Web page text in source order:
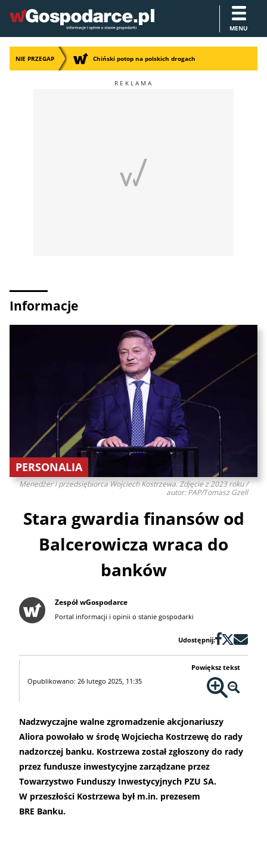
MENU
NIE PRZEGAP Chiński potop na polskich drogach
Informacje
Menedżer i przedsiębiorca Wojciech Kostrzewa. Zdjęcie z 2023 roku /
autor: PAP/Tomasz Gzell
PERSONALIA
Stara gwardia finansów od
Balcerowicza wraca do
banków
Zespół wGospodarce
Portal informacji i opinii o stanie gospodarki
Udostępnij:
Opublikowano: 26 lutego 2025, 11:35
Powiększ tekst
Nadzwyczajne walne zgromadzenie akcjonariuszy
Aliora powołało w środę Wojciecha Kostrzewę do rady
nadzorczej banku. Kostrzewa został zgłoszony do rady
przez fundusze inwestycyjne zarządzane przez
Towarzystwo Funduszy Inwestycyjnych PZU SA.
W przeszłości Kostrzewa był m.in. prezesem
BRE Banku.